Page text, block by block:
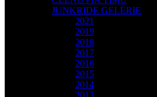
JUNKRIDE GELÉRIE
2021
2019
2018
2017
2016
2015
2014
2013